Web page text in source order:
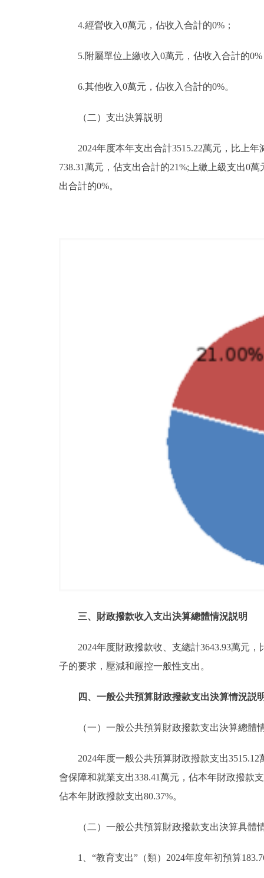
4.經營收入0萬元，佔收入合計的0%；
5.附屬單位上繳收入0萬元，佔收入合計的
6.其他收入0萬元，佔收入合計的0%。
（二）支出決算説明
2024年度本年支出合計3515.22萬元，比上
738.31萬元，佔支出合計的21%;上繳上級支出0
出合計的0%。
三、財政撥款收入支出決算總體情況説明
2024年度財政撥款收、支總計3643.93萬元
子的要求，壓減和嚴控一般性支出。
四、一般公共預算財政撥款支出決算情況説
（一）一般公共預算財政撥款支出決算總體
2024年度一般公共預算財政撥款支出
會保障和就業支出338.41萬元，佔本年財政撥款
佔本年財政撥款支出80.37%。
（二）一般公共預算財政撥款支出決算具體
1、“教育支出”（類）2024年度年初預算